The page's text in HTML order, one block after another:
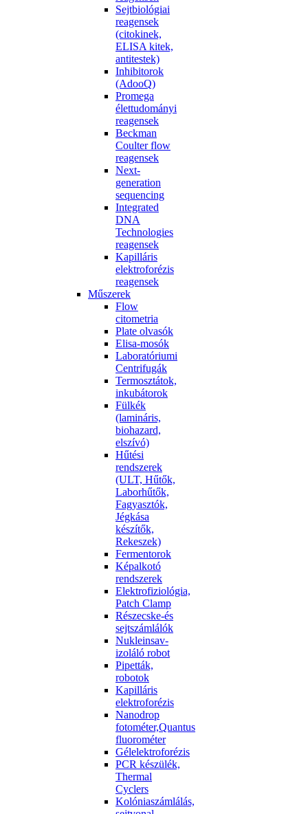
Sejtbiológiai
reagensek
(citokinek,
ELISA kitek,
antitestek)
Inhibitorok
(AdooQ)
Promega
élettudományi
reagensek
Beckman
Coulter flow
reagensek
Next-
generation
sequencing
Integrated
DNA
Technologies
reagensek
Kapilláris
elektroforézis
reagensek
Műszerek
Flow
citometria
Plate olvasók
Elisa-mosók
Laboratóriumi
Centrifugák
Termosztátok,
inkubátorok
Fülkék
(lamináris,
biohazard,
elszívó)
Hűtési
rendszerek
(ULT, Hűtők,
Laborhűtők,
Fagyasztók,
Jégkása
készítők,
Rekeszek)
Fermentorok
Képalkotó
rendszerek
Elektrofiziológia,
Patch Clamp
Részecske-és
sejtszámlálók
Nukleinsav-
izoláló robot
Pipetták,
robotok
Kapilláris
elektroforézis
Nanodrop
fotométer,Quantus
fluorométer
Gélelektroforézis
PCR készülék,
Thermal
Cyclers
Kolóniaszámlálás,